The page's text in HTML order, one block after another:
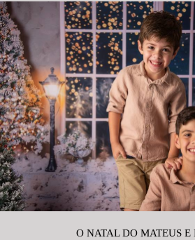
O NATAL DO MATEUS